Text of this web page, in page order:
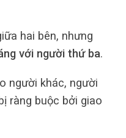
hai bên, nhưng
với người thứ ba.
người khác, người
ràng buộc bởi giao